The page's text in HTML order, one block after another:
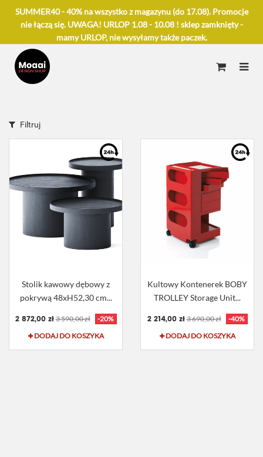
SUMMER40 - 40% na wszystko z magazynu (do 17.08). Promocje
nie łączą się. UWAGA! URLOP 1.08 - 10.08 ! sklep zamknięty -
mamy URLOP, nie wysyłamy także paczek.
Filtruj
Stolik kawowy dębowy z
pokrywą 48xH52,30 cm...
2 872,00 zł 3 590,00 zł
-20%
DODAJ DO KOSZYKA
Kultowy Kontenerek BOBY
TROLLEY Storage Unit...
2 214,00 zł 3 690,00 zł
-40%
DODAJ DO KOSZYKA